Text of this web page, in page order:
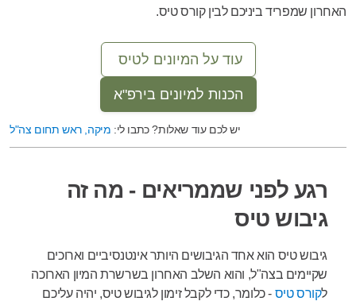
האחרון שמפריד ביניכם לבין קורס טיס.
עוד על המיונים לטיס
הכנות למיונים בירפ"א
יש לכם עוד שאלות? כתבו לי: מיקה, ראש תחום צה"ל
רגע לפני שממריאים - מה זה
גיבוש טיס
גיבוש טיס הוא אחד הגיבושים היותר אינטנסיביים וארוכים
שקיימים בצה"ל, והוא השלב האחרון בשרשרת המיון הארוכה
לקורס טיס - כלומר, כדי לקבל זימון לגיבוש טיס, יהיה עליכם